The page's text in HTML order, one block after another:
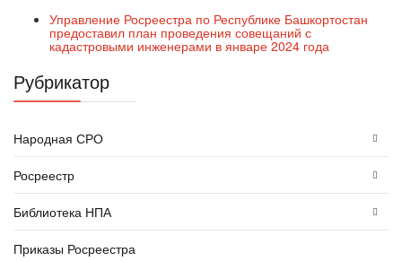
Управление Росреестра по Республике Башкортостан
предоставил план проведения совещаний с
кадастровыми инженерами в январе 2024 года
Рубрикатор
Народная СРО
Росреестр
Библиотека НПА
Приказы Росреестра